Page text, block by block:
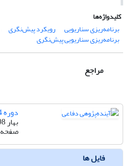
کلیدواژه‌ها
برنامه‌ریزی سناریویی
رویکرد پیش‌نگری
برنامه‌ریزی سناریویی پیش‌نگری
مراجع
دوره 4، شماره 12
بهار 1398
صفحه
فایل ها